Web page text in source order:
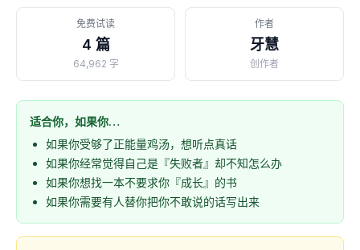
免费试读
4 篇
64,962 字
作者
牙慧
创作者
适合你，如果你…
如果你受够了正能量鸡汤，想听点真话
如果你经常觉得自己是『失败者』却不知怎么办
如果你想找一本不要求你『成长』的书
如果你需要有人替你把你不敢说的话写出来